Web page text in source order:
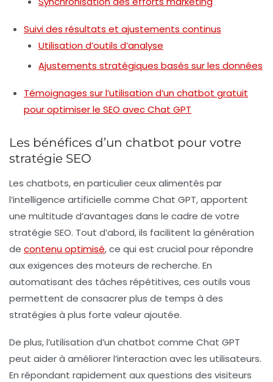
Suivi des résultats et ajustements continus
Utilisation d’outils d’analyse
Ajustements stratégiques basés sur les données
Témoignages sur l’utilisation d’un chatbot gratuit
pour optimiser le SEO avec Chat GPT
Les bénéfices d’un chatbot pour votre
stratégie SEO
Les chatbots, en particulier ceux alimentés par
l’intelligence artificielle comme Chat GPT, apportent
une multitude d’avantages dans le cadre de votre
stratégie SEO. Tout d’abord, ils facilitent la génération
de contenu optimisé, ce qui est crucial pour répondre
aux exigences des moteurs de recherche. En
automatisant des tâches répétitives, ces outils vous
permettent de consacrer plus de temps à des
stratégies à plus forte valeur ajoutée.
De plus, l’utilisation d’un chatbot comme Chat GPT
peut aider à améliorer l’interaction avec les utilisateurs.
En répondant rapidement aux questions des visiteurs